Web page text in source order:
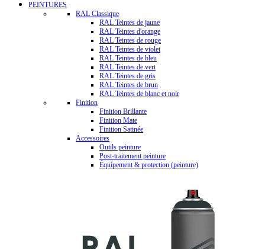
PEINTURES
RAL Classique
RAL Teintes de jaune
RAL Teintes d'orange
RAL Teintes de rouge
RAL Teintes de violet
RAL Teintes de bleu
RAL Teintes de vert
RAL Teintes de gris
RAL Teintes de brun
RAL Teintes de blanc et noir
Finition
Finition Brillante
Finition Mate
Finition Satinée
Accessoires
Outils peinture
Post-traitement peinture
Équipement & protection (peinture)